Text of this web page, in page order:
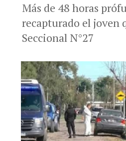
Más de 48 horas
recapturado el joven
Seccional N°27